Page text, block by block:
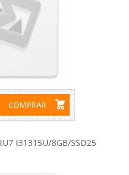
COMPRAR
I31315U/8GB/SSD25